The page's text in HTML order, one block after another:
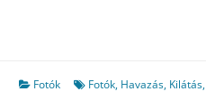
Fotók Fotók, Havazás, Kilátás,